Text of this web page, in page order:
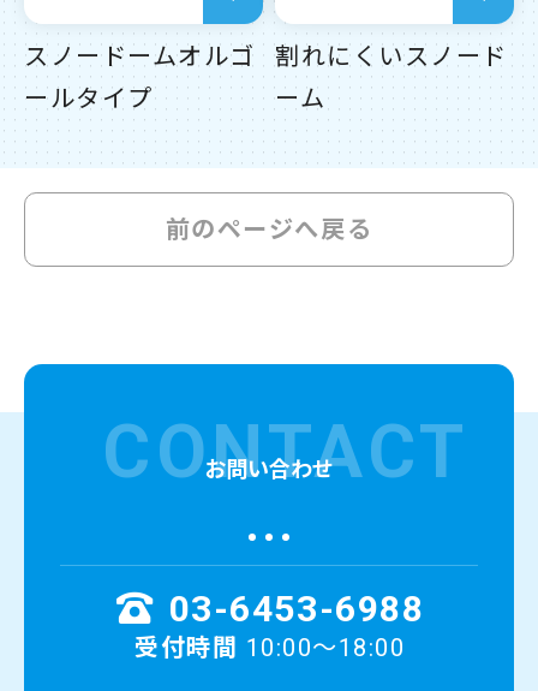
スノードームオルゴ
ールタイプ
割れにくいスノード
ーム
前のページへ戻る
CONTACT
お問い合わせ
03-6453-6988
受付時間 10:00～18:00